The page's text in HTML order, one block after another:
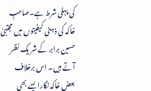
کی پہلی شرط ہے۔صاحبِ
خاکہ کی ذہنی کیفیتوں میں مجتبیٰ
حسین برابر کے شریک نظر
آتے ہیں۔ اس برخلاف
بعض خاکہ نگارایسے بھی